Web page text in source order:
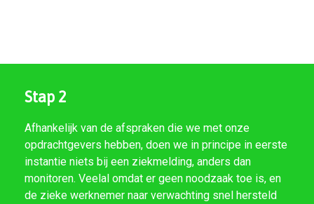
Stap 2
Afhankelijk van de afspraken die we met onze
opdrachtgevers hebben, doen we in principe in eerste
instantie niets bij een ziekmelding, anders dan
monitoren. Veelal omdat er geen noodzaak toe is, en
de zieke werknemer naar verwachting snel hersteld